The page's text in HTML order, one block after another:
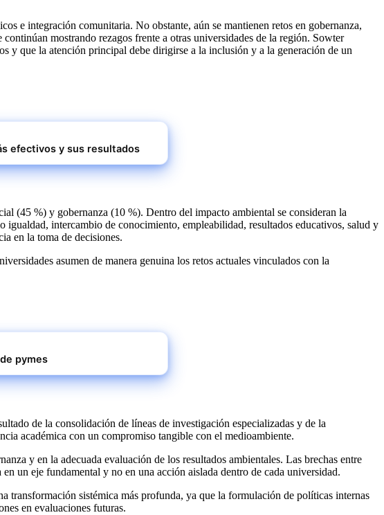
e integración comunitaria. No obstante, aún se mantienen retos en gobernanza,
mostrando rezagos frente a otras universidades de la región. Sowter
y que la atención principal debe dirigirse a la inclusión y a la generación de un
efectivos y sus resultados
(45 %) y gobernanza (10 %). Dentro del impacto ambiental se consideran la
intercambio de conocimiento, empleabilidad, resultados educativos, salud y
en la toma de decisiones.
asumen de manera genuina los retos actuales vinculados con la
pymes
de la consolidación de líneas de investigación especializadas y de la
académica con un compromiso tangible con el medioambiente.
y en la adecuada evaluación de los resultados ambientales. Las brechas entre
un eje fundamental y no en una acción aislada dentro de cada universidad.
transformación sistémica más profunda, ya que la formulación de políticas internas
en evaluaciones futuras.